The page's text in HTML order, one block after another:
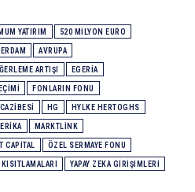
YATIRIM 520 MILYON EURO
AVRUPA
ARTIŞI EGERIA
FONLARIN FONU
HG HYLKE HERTOGHS
MARKTLINK
CAPITAL ÖZEL SERMAYE FONU
YAPAY ZEKA GIRIŞIMLERI